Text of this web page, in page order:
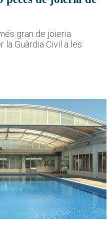
gran de joieria
la Guàrdia Civil a les